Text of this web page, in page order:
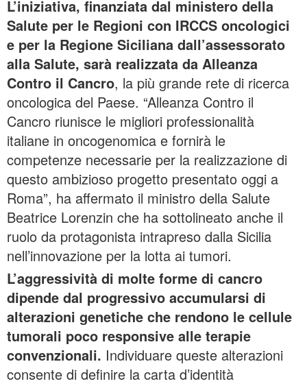
L’iniziativa, finanziata dal ministero della
Salute per le Regioni con IRCCS oncologici
e per la Regione Siciliana dall’assessorato
alla Salute, sarà realizzata da Alleanza
Contro il Cancro, la più grande rete di ricerca
oncologica del Paese. “Alleanza Contro il
Cancro riunisce le migliori professionalità
italiane in oncogenomica e fornirà le
competenze necessarie per la realizzazione di
questo ambizioso progetto presentato oggi a
Roma”, ha affermato il ministro della Salute
Beatrice Lorenzin che ha sottolineato anche il
ruolo da protagonista intrapreso dalla Sicilia
nell’innovazione per la lotta ai tumori.
L’aggressività di molte forme di cancro
dipende dal progressivo accumularsi di
alterazioni genetiche che rendono le cellule
tumorali poco responsive alle terapie
convenzionali. Individuare queste alterazioni
consente di definire la carta d’identità